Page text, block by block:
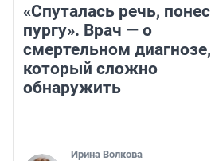
«Спуталась речь, понес
пургу». Врач — о
смертельном диагнозе,
который сложно
обнаружить
Ирина Волкова